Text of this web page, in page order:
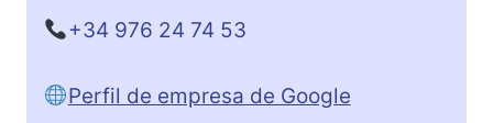
+34 976 24 74 53
Perfil de empresa de Google